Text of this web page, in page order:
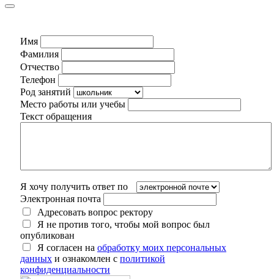
Имя
Фамилия
Отчество
Телефон
Род занятий
Место работы или учебы
Текст обращения
Я хочу получить ответ по
Электронная почта
Адресовать вопрос ректору
Я не против того, чтобы мой вопрос был
опубликован
Я согласен на обработку моих персональных
данных и ознакомлен с политикой
конфиденциальности